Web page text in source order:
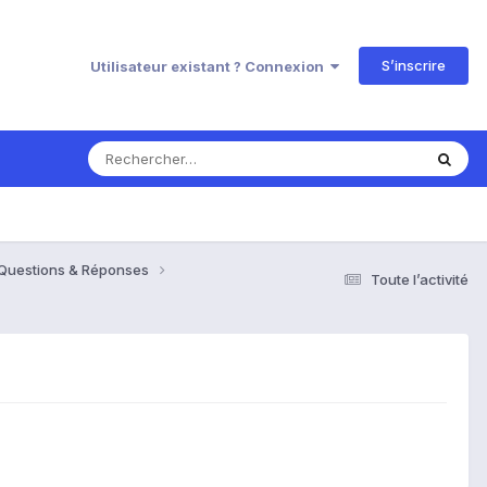
Utilisateur existant ? Connexion S’inscrire
Toute l’activité
& Réponses